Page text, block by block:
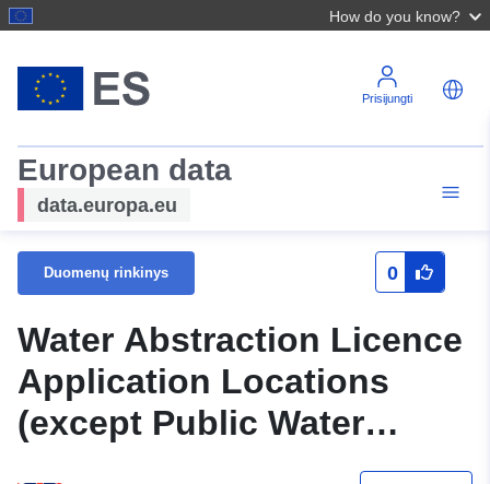
How do you know?
Prisijungti
European data
data.europa.eu
Duomenų rinkinys 0
Water Abstraction Licence
Application Locations
(except Public Water